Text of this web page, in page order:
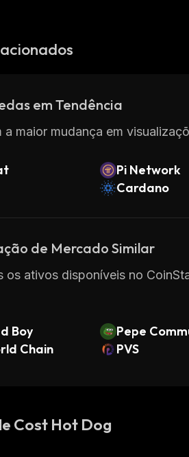
em Tendência
maior mudança em
Pi Network
Cardano
de Mercado Similar
os ativos disponíveis no
Boy Pepe
Chain
PVS
Cost Hot Dog